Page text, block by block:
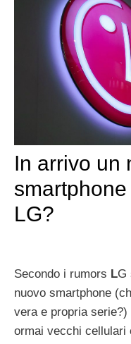
In arrivo un
LG?
Secondo i rumors LG
nuovo smartphone
vera e propria
ormai vecchi cellulari